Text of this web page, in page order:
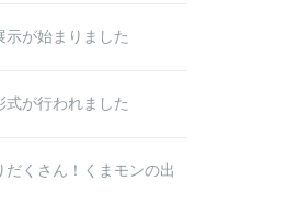
が始まりました
が行われました
くさん！くまモンの出